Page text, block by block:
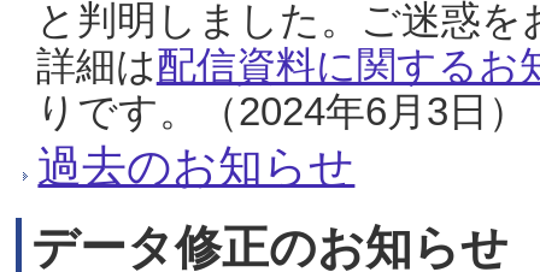
と判明しました。ご迷惑
詳細は配信資料に関するお
りです。（2024年6月3日）
過去のお知らせ
データ修正のお知らせ